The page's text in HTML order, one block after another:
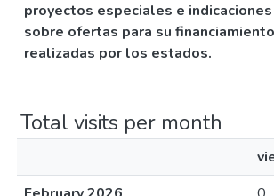
proyectos especiales e indicaciones
sobre ofertas para su financiamiento
realizadas por los estados.
Total visits per month